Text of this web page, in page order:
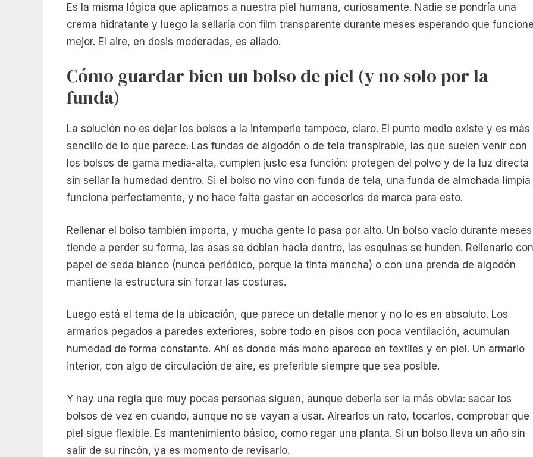
Es la misma lógica que aplicamos a nuestra piel humana, curiosamente. Nadie se pondría una
crema hidratante y luego la sellaría con film transparente durante meses esperando que
mejor. El aire, en dosis moderadas, es aliado.
Cómo guardar bien un bolso de piel (y no solo por la
funda)
La solución no es dejar los bolsos a la intemperie tampoco, claro. El punto medio existe y es más
sencillo de lo que parece. Las fundas de algodón o de tela transpirable, las que suelen venir con
los bolsos de gama media-alta, cumplen justo esa función: protegen del polvo y de la luz directa
sin sellar la humedad dentro. Si el bolso no vino con funda de tela, una funda de almohada limpia
funciona perfectamente, y no hace falta gastar en accesorios de marca para esto.
Rellenar el bolso también importa, y mucha gente lo pasa por alto. Un bolso vacío durante meses
tiende a perder su forma, las asas se doblan hacia dentro, las esquinas se hunden. Rellenarlo con
papel de seda blanco (nunca periódico, porque la tinta mancha) o con una prenda de algodón
mantiene la estructura sin forzar las costuras.
Luego está el tema de la ubicación, que parece un detalle menor y no lo es en absoluto. Los
armarios pegados a paredes exteriores, sobre todo en pisos con poca ventilación, acumulan
humedad de forma constante. Ahí es donde más moho aparece en textiles y en piel. Un armario
interior, con algo de circulación de aire, es preferible siempre que sea posible.
Y hay una regla que muy pocas personas siguen, aunque debería ser la más obvia: sacar los
bolsos de vez en cuando, aunque no se vayan a usar. Airearlos un rato, tocarlos, comprobar que
piel sigue flexible. Es mantenimiento básico, como regar una planta. Si un bolso lleva un año sin
salir de su rincón, ya es momento de revisarlo.